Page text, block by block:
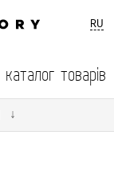
RU
каталог товарів
↓